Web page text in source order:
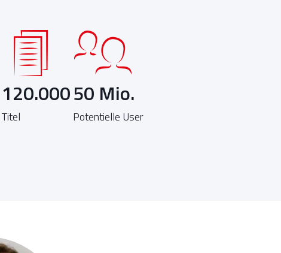
120.000
Titel
50 Mio.
Potentielle User